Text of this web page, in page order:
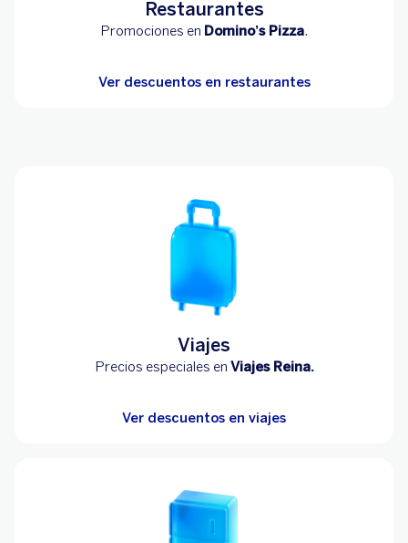
Restaurantes
Promociones en Domino’s Pizza.
Ver descuentos en restaurantes
Viajes
Precios especiales en Viajes Reina.
Ver descuentos en viajes